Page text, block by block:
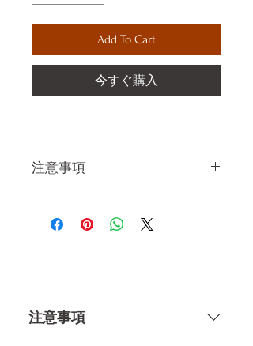
Add To Cart
今すぐ購入
注意事項
ている製品なので、商品により
寸の誤差はご了承下さい。
注意事項